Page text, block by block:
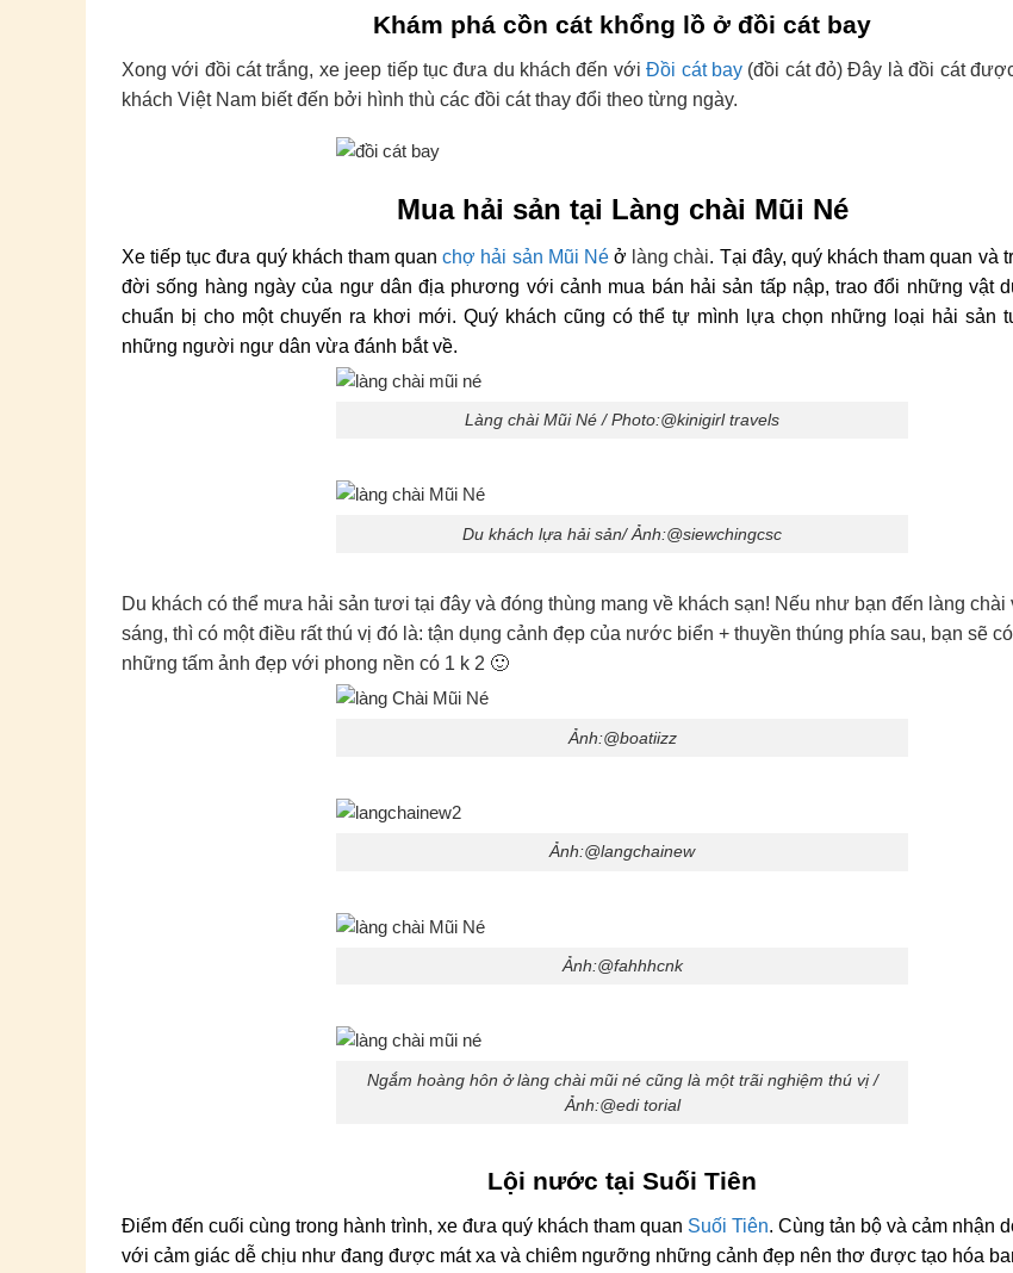
Khám phá cồn cát khổng lồ ở đồi cát bay
Xong với đồi cát trắng, xe jeep tiếp tục đưa du khách đến vớiĐồi cát bay(đồi cát đỏ) Đây là đồi cát
khách Việt Nam biết đến bởi hình thù các đồi cát thay đổi theo từng ngày.
Mua hải sản tại Làng chài Mũi Né
Xe tiếp tục đưa quý khách tham quanchợ hải sản Mũi Néở làng chài. Tại đây, quý khách tham quan và
đời sống hàng ngày của ngư dân địa phương với cảnh mua bán hải sản tấp nập, trao đổi những vật
chuẩn bị cho một chuyến ra khơi mới. Quý khách cũng có thể tự mình lựa chọn những loại hải sản
những người ngư dân vừa đánh bắt về.
Làng chài Mũi Né / Photo:@kinigirl travels
Du khách lựa hải sản/ Ảnh:@siewchingcsc
Du khách có thể mưa hải sản tươi tại đây và đóng thùng mang về khách sạn! Nếu như bạn đến làng chài
sáng, thì có một điều rất thú vị đó là: tận dụng cảnh đẹp của nước biển + thuyền thúng phía sau, bạn sẽ
những tấm ảnh đẹp với phong nền có 1 k 2 🙂
Ảnh:@boatiizz
Ảnh:@langchainew
Ảnh:@fahhhcnk
Ngắm hoàng hôn ở làng chài mũi né cũng là một trãi nghiệm thú vị /
Ảnh:@edi torial
Lội nước tại Suối Tiên
Điểm đến cuối cùng trong hành trình, xe đưa quý khách tham quan Suối Tiên. Cùng tản bộ và cảm nhận
với cảm giác dễ chịu như đang được mát xa và chiêm ngưỡng những cảnh đẹp nên thơ được tạo hóa